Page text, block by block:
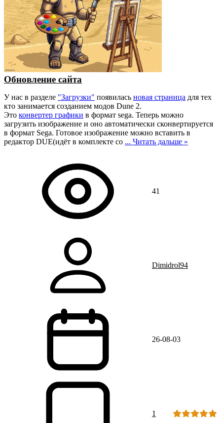
Обновление сайта
У нас в разделе "Загрузки" появилась новая страница для тех
кто занимается созданием модов Dune 2.
Это конвертер графики в формат sega. Теперь можно
загрузить изображение и оно автоматически сконвертируется
в формат Sega. Готовое изображение можно вставить в
редактор DUE(идёт в комплекте со ... Читать дальше »
41
Dimidrol94
26-08-03
1